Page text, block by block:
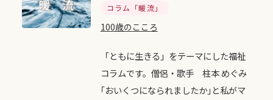
コラム「暖流」
100歳のこころ
「ともに生きる」をテーマにした福祉
コラムです。僧侶・歌手 柱本 めぐみ
｢おいくつになられましたか｣と私がマ